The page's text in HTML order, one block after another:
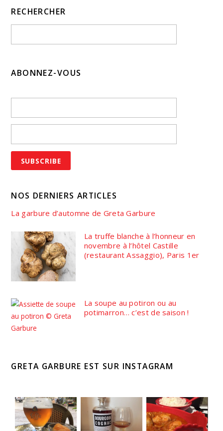
RECHERCHER
ABONNEZ-VOUS
NOS DERNIERS ARTICLES
La garbure d’automne de Greta Garbure
La truffe blanche à l’honneur en
novembre à l’hôtel Castille
(restaurant Assaggio), Paris 1er
La soupe au potiron ou au
potimarron… c’est de saison !
GRETA GARBURE EST SUR INSTAGRAM